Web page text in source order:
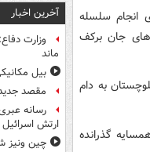
انجام سلسله
جان برکف
به دام
گذرانده
آخرین اخبار
وزارت
ماند
بیل
مقصد
رسانه
ارتش
چین ونیز